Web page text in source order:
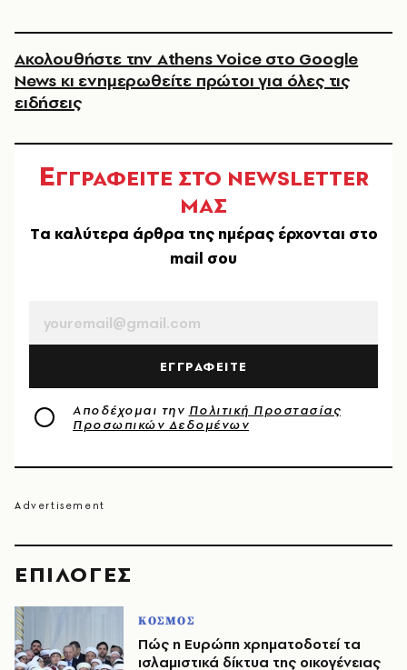
EΠΙΛΟΓΈΣ
ΚΟΣΜΟΣ
Πώς η Ευρώπη χρηματοδοτεί τα
ισλαμιστικά δίκτυα της οικογένειας
Ακολουθήστε την Athens Voice στο Google
News κι ενημερωθείτε πρώτοι για όλες τις
ειδήσεις
ΕΓΓΡΑΦΕΙΤΕ ΣΤΟ NEWSLETTER
ΜΑΣ
Tα καλύτερα άρθρα της ημέρας έρχονται στο
mail σου
ΕΓΓΡΑΦΕΙΤΕ
Αποδέχομαι την Πολιτική Προστασίας
Προσωπικών Δεδομένων